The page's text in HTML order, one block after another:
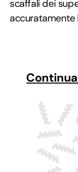
scaffali dei
accuratamente